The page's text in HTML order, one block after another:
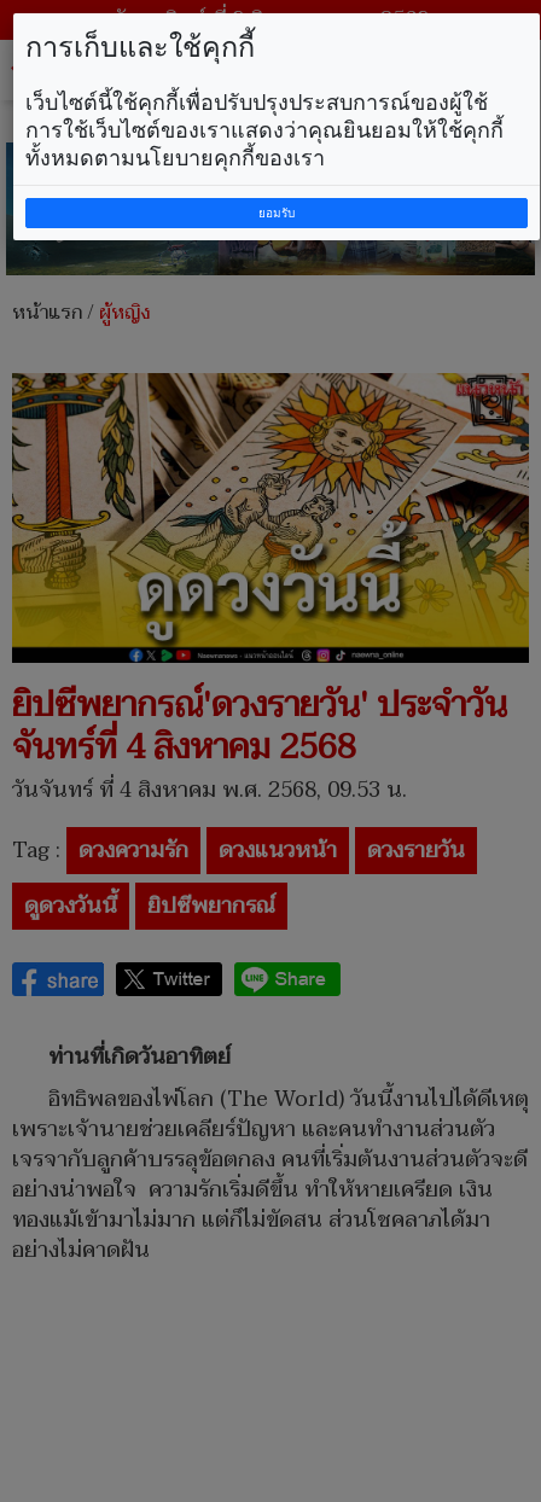
วันอาทิตย์ ที่ 9 สิงหาคม พ.ศ. 2569
หน้าแรก/ผู้หญิง
ยิปซีพยากรณ์'ดวงรายวัน' ประจำวัน
จันทร์ที่ 4 สิงหาคม 2568
วันจันทร์ ที่ 4 สิงหาคม พ.ศ. 2568, 09.53 น.
Tag : ดวงความรัก ดวงแนวหน้า
ดวงรายวัน
ดูดวงวันนี้
ยิปซีพยากรณ์
ท่านที่เกิดวันอาทิตย์
อิทธิพลของไพ่โลก (The World) วันนี้งานไปได้ดีเหตุ
เพราะเจ้านายช่วยเคลียร์ปัญหา และคนทำงานส่วนตัว
เจรจากับลูกค้าบรรลุข้อตกลง คนที่เริ่มต้นงานส่วนตัวจะดี
อย่างน่าพอใจ ความรักเริ่มดีขึ้น ทำให้หายเครียด เงิน
ทองแม้เข้ามาไม่มาก แต่ก็ไม่ขัดสน ส่วนโชคลาภได้มา
อย่างไม่คาดฝัน
การเก็บและใช้คุกกี้
เว็บไซต์นี้ใช้คุกกี้เพื่อปรับปรุงประสบการณ์ของผู้ใช้
การใช้เว็บไซต์ของเราแสดงว่าคุณยินยอมให้ใช้คุกกี้
ทั้งหมดตามนโยบายคุกกี้ของเรา
ยอมรับ